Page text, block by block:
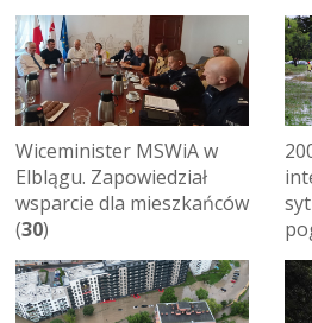
Wiceminister MSWiA w
Elblągu. Zapowiedział
wsparcie dla mieszkańców
(30)